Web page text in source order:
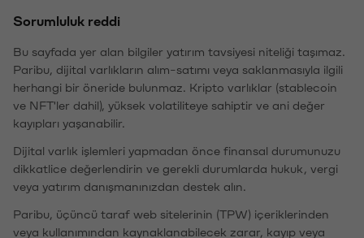
Sorumluluk reddi
Bu sayfada yer alan bilgiler yatırım tavsiyesi niteliği taşımaz.
Paribu, dijital varlıkların alım-satımı veya saklanmasıyla ilgili
herhangi bir öneride bulunmaz. Kripto varlıklar (stablecoin
ve NFT'ler dahil), yüksek volatiliteye sahiptir ve ani değer
kayıpları yaşanabilir.
Dijital varlık işlemleri yapmadan önce finansal durumunuzu
dikkatlice değerlendirin ve gerekli durumlarda hukuk, vergi
veya yatırım danışmanınızdan destek alın.
Paribu, üçüncü taraf web sitelerinin (TPW) içeriklerinden
veya kullanımından kaynaklanabilecek zarar, kayıp veya